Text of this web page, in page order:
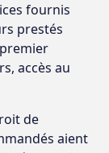
fournis
prestés
accès au
de
aient